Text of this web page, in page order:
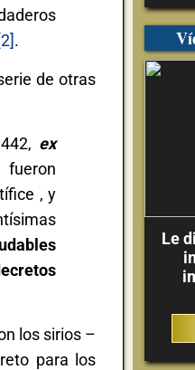
.
de otras
ex
fueron
, y
los sirios –
para los
Le